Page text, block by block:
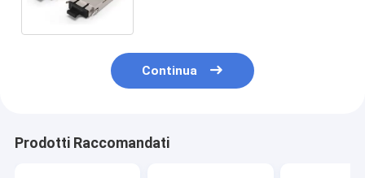
Continua
Prodotti Raccomandati